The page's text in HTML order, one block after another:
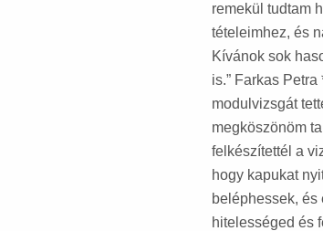
remekül tudtam
tételeimhez, és
Kívánok sok
is.” Farkas Petra
modulvizsgát
megköszönöm
felkészítettél a
hogy kapukat
beléphessek, és
hitelességed és